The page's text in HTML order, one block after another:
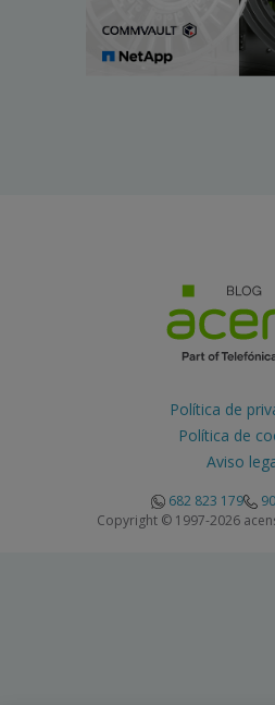
Política de
Política de
Aviso
682 823 179
Copyright © 1997-2026